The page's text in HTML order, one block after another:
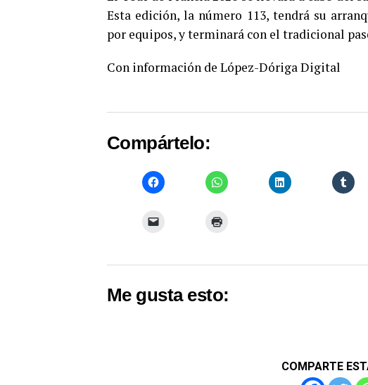
Esta edición, la número 113, tendrá su
por equipos, y terminará con el tradicional
Con información de López-Dóriga Digital
Compártelo:
Me gusta esto:
COMPARTE